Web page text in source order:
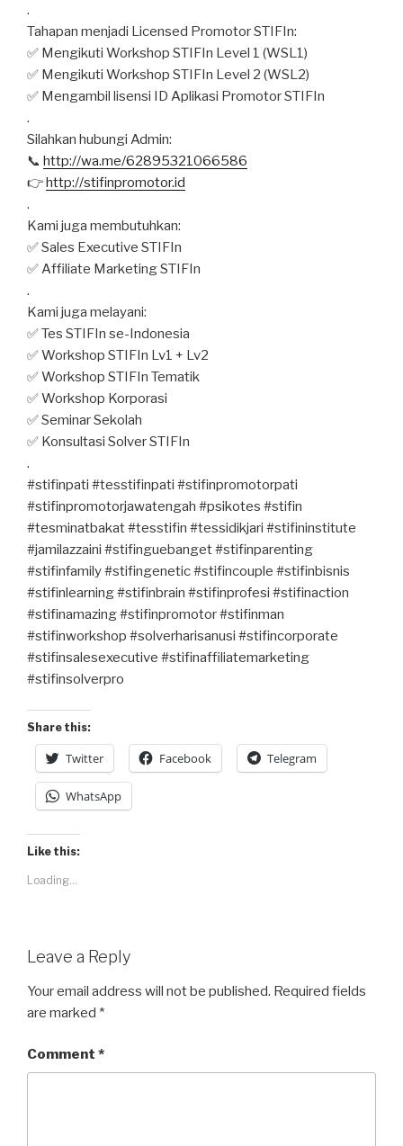
.
Tahapan menjadi Licensed Promotor STIFIn:
✅ Mengikuti Workshop STIFIn Level 1 (WSL1)
✅ Mengikuti Workshop STIFIn Level 2 (WSL2)
✅ Mengambil lisensi ID Aplikasi Promotor STIFIn
.
Silahkan hubungi Admin:
📞 http://wa.me/62895321066586
👉http://stifinpromotor.id
.
Kami juga membutuhkan:
✅ Sales Executive STIFIn
✅ Affiliate Marketing STIFIn
.
Kami juga melayani:
✅ Tes STIFIn se-Indonesia
✅ Workshop STIFIn Lv1 + Lv2
✅ Workshop STIFIn Tematik
✅ Workshop Korporasi
✅ Seminar Sekolah
✅ Konsultasi Solver STIFIn
.
#stifinpati #tesstifinpati #stifinpromotorpati
#stifinpromotorjawatengah #psikotes #stifin
#tesminatbakat #tesstifin #tessidikjari #stifininstitute
#jamilazzaini #stifinguebanget #stifinparenting
#stifinfamily #stifingenetic #stifincouple #stifinbisnis
#stifinlearning #stifinbrain #stifinprofesi #stifinaction
#stifinamazing #stifinpromotor #stifinman
#stifinworkshop #solverharisanusi #stifincorporate
#stifinsalesexecutive #stifinaffiliatemarketing
#stifinsolverpro
Share this:
Twitter Facebook Telegram
WhatsApp
Like this:
Loading...
Leave a Reply
Your email address will not be published. Required fields
are marked *
Comment *